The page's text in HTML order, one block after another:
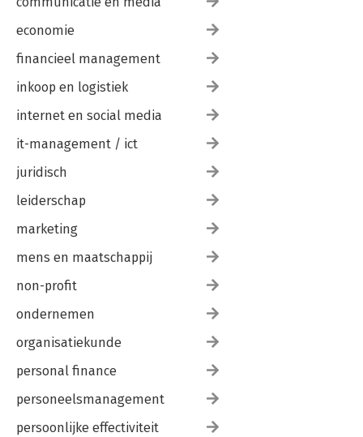
economie
financieel management
inkoop en logistiek
internet en social media
it-management / ict
juridisch
leiderschap
marketing
mens en maatschappij
non-profit
ondernemen
organisatiekunde
personal finance
personeelsmanagement
persoonlijke effectiviteit